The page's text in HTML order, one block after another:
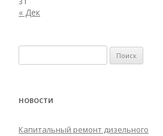
« Дек
НОВОСТИ
Капитальный ремонт дизельного